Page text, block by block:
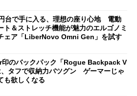
台で手に入る、理想の座り心地 電動
ト＆ストレッチ機能が魅力のエルゴノミ
ェア「LiberNovo Omni Gen」を試す
印のバックパック「Rogue Backpack V
タフで収納力バツグン ゲーマーじゃ
も欲しくなる